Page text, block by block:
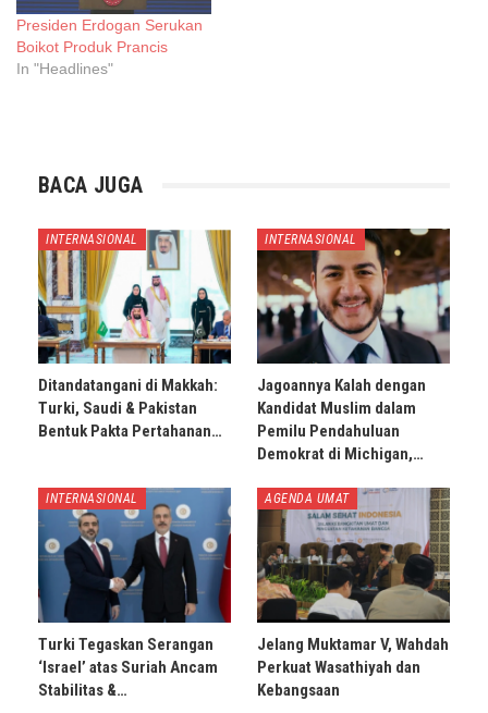
Presiden Erdogan Serukan
Boikot Produk Prancis
In "Headlines"
BACA JUGA
INTERNASIONAL
Ditandatangani di Makkah:
Turki, Saudi & Pakistan
Bentuk Pakta Pertahanan…
INTERNASIONAL
Jagoannya Kalah dengan
Kandidat Muslim dalam
Pemilu Pendahuluan
Demokrat di Michigan,…
INTERNASIONAL
Turki Tegaskan Serangan
‘Israel’ atas Suriah Ancam
Stabilitas &…
AGENDA UMAT
Jelang Muktamar V, Wahdah
Perkuat Wasathiyah dan
Kebangsaan